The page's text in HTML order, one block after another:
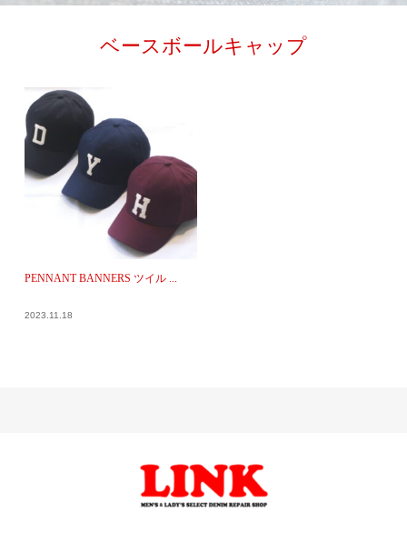
ベースボールキャップ
PENNANT BANNERS ツイル ...
2023.11.18